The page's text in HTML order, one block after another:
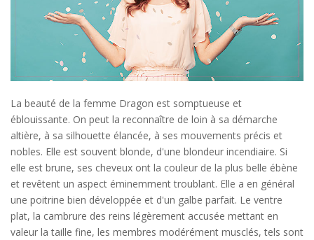
La beauté de la femme Dragon est somptueuse et
éblouissante. On peut la reconnaître de loin à sa démarche
altière, à sa silhouette élancée, à ses mouvements précis et
nobles. Elle est souvent blonde, d'une blondeur incendiaire. Si
elle est brune, ses cheveux ont la couleur de la plus belle ébène
et revêtent un aspect éminemment troublant. Elle a en général
une poitrine bien développée et d'un galbe parfait. Le ventre
plat, la cambrure des reins légèrement accusée mettant en
valeur la taille fine, les membres modérément musclés, tels sont